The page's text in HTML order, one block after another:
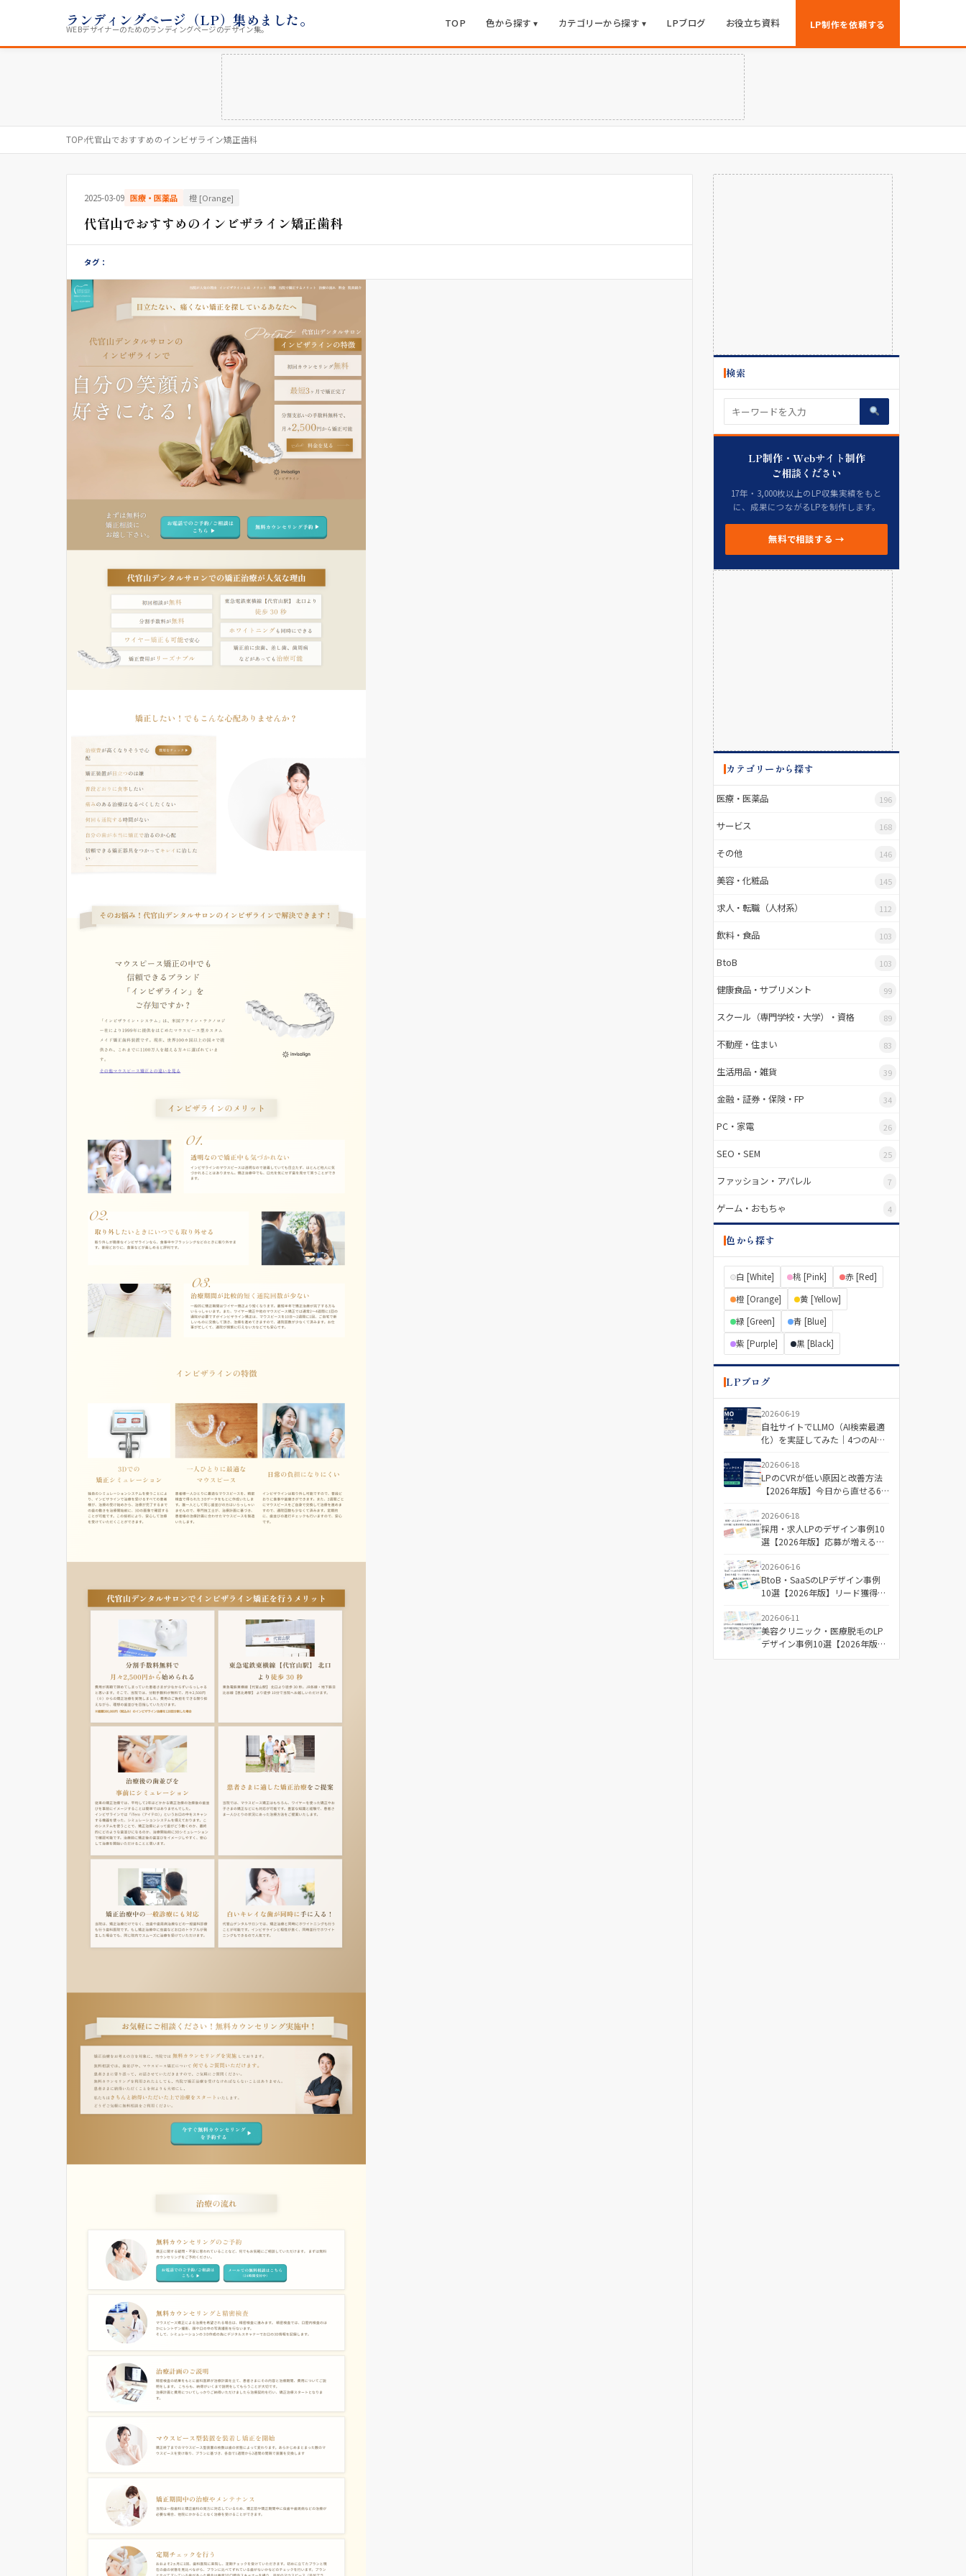
ランディングページ（LP）集めました。
WEBデザイナーのためのランディングページのデザイン集。 TOP 色から探す ▾ カテゴリーから探す ▾ LPブログ お役立ち資料 LP制作を依頼する
TOP›代官山でおすすめのインビザライン矯正歯科
2025-03-09 医療・医薬品 橙 [Orange]
代官山でおすすめのインビザライン矯正歯科
タグ：
検索
LP制作・Webサイト制作
ご相談ください
17年・3,000枚以上のLP収集実績をもと
に、成果につながるLPを制作します。
無料で相談する →
カテゴリーから探す
医療・医薬品 196
サービス 168
その他 146
美容・化粧品 145
求人・転職（人材系） 112
飲料・食品 103
BtoB 103
健康食品・サプリメント 99
スクール（専門学校・大学）・資格 89
不動産・住まい 83
生活用品・雑貨 39
金融・証券・保険・FP 34
PC・家電 26
SEO・SEM 25
ファッション・アパレル 7
ゲーム・おもちゃ 4
色から探す
白 [White] 桃 [Pink]
赤 [Red]
橙 [Orange]
黄 [Yellow]
緑 [Green]
青 [Blue]
紫 [Purple]
黒 [Black]
LPブログ
2026-06-19
自社サイトでLLMO（AI検索最適
化）を実証してみた｜4つのAIで
事」を分けた差とは
2026-06-18
LPのCVRが低い原因と改善方法
【2026年版】今日から直せる6
2026-06-18
採用・求人LPのデザイン事例10
選【2026年版】応募が増える構
2026-06-16
BtoB・SaaSのLPデザイン事例
10選【2026年版】リード獲得に
2026-06-11
美容クリニック・医療脱毛のLP
デザイン事例10選【2026年版】
成果につながる配色と構成の傾